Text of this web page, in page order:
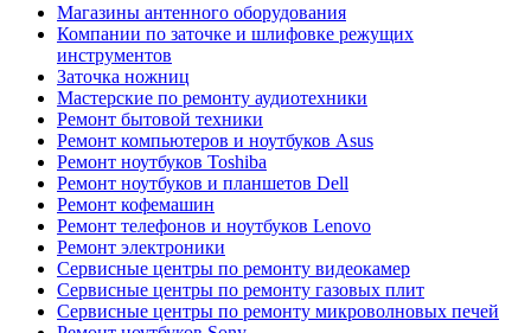
Магазины антенного оборудования
Компании по заточке и шлифовке режущих
инструментов
Заточка ножниц
Мастерские по ремонту аудиотехники
Ремонт бытовой техники
Ремонт компьютеров и ноутбуков Asus
Ремонт ноутбуков Toshiba
Ремонт ноутбуков и планшетов Dell
Ремонт кофемашин
Ремонт телефонов и ноутбуков Lenovo
Ремонт электроники
Сервисные центры по ремонту видеокамер
Сервисные центры по ремонту газовых плит
Сервисные центры по ремонту микроволновых печей